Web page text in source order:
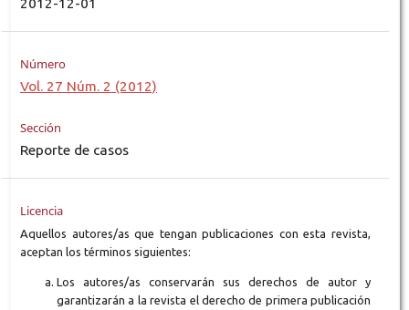
2012-12-01
Número
Vol. 27 Núm. 2 (2012)
Sección
Reporte de casos
Licencia
Aquellos autores/as que tengan publicaciones con esta revista,
aceptan los términos siguientes:
Los autores/as conservarán sus derechos de autor y
garantizarán a la revista el derecho de primera publicación